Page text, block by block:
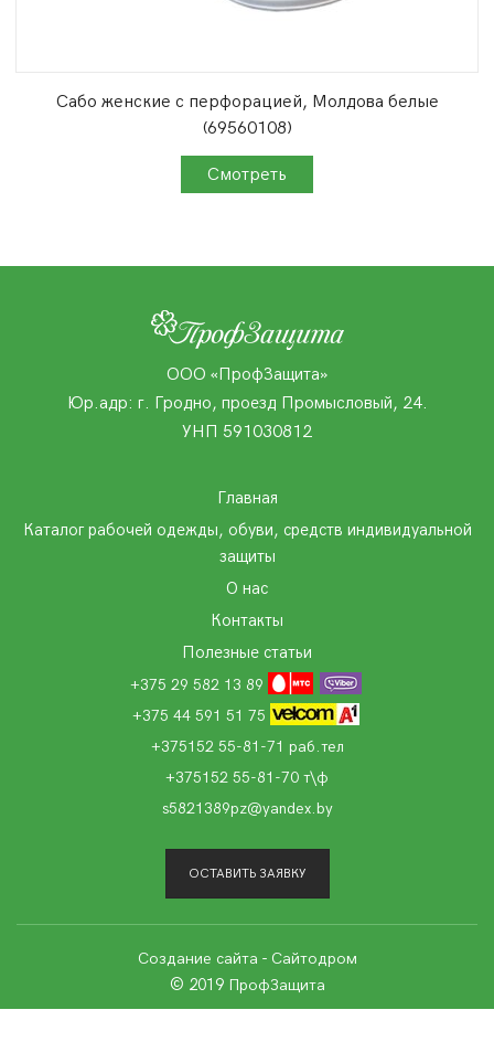
Сабо женские с перфорацией, Молдова белые
(69560108)
ООО «ПрофЗащита»
Юр.адр: г. Гродно, проезд Промысловый, 24.
УНП 591030812
Главная
Каталог рабочей одежды, обуви, средств индивидуальной
защиты
О нас
Контакты
Полезные статьи
+375 29 582 13 89
+375 44 591 51 75
+375152 55-81-71 раб.тел
+375152 55-81-70 т\ф
s5821389pz@yandex.by
ОСТАВИТЬ ЗАЯВКУ
Создание сайта - Сайтодром
© 2019 ПрофЗащита